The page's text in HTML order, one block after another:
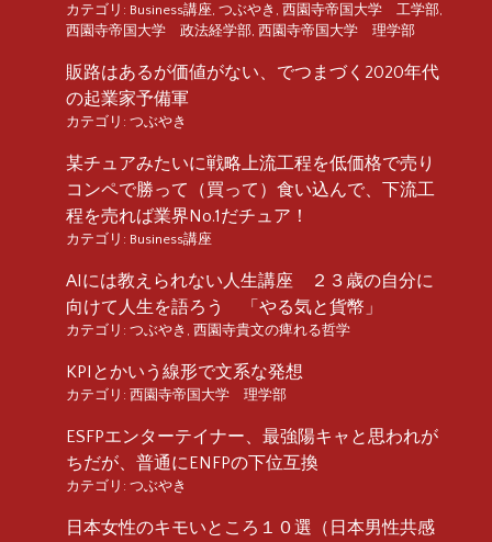
カテゴリ: Business講座, つぶやき , 西園寺帝国大学 工学部,
西園寺帝国大学 政法経学部, 西園寺帝国大学 理学部
販路はあるが価値がない、でつまづく2020年代
の起業家予備軍
カテゴリ: つぶやき
某チュアみたいに戦略上流工程を低価格で売り
コンペで勝って（買って）食い込んで、下流工
程を売れば業界No.1だチュア！
カテゴリ: Business講座
AIには教えられない人生講座 ２３歳の自分に
向けて人生を語ろう 「やる気と貨幣」
カテゴリ: つぶやき , 西園寺貴文の痺れる哲学
KPIとかいう線形で文系な発想
カテゴリ: 西園寺帝国大学 理学部
ESFPエンターテイナー、最強陽キャと思われが
ちだが、普通にENFPの下位互換
カテゴリ: つぶやき
日本女性のキモいところ１０選（日本男性共感